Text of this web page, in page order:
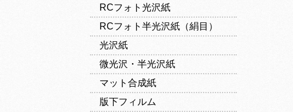
RCフォト光沢紙
RCフォト半光沢紙（絹目）
光沢紙
微光沢・半光沢紙
マット合成紙
版下フィルム